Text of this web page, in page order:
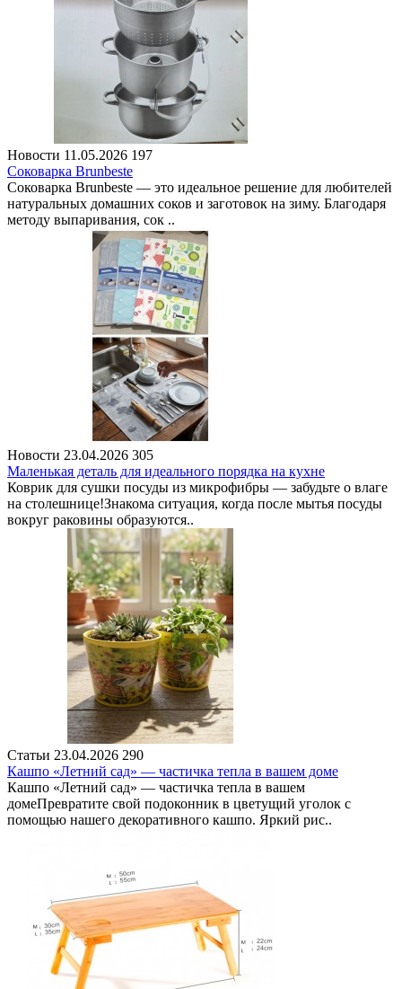
Новости 11.05.2026 197
Соковарка Brunbeste
Соковарка Brunbeste — это идеальное решение для любителей
натуральных домашних соков и заготовок на зиму. Благодаря
методу выпаривания, сок ..
Новости 23.04.2026 305
Маленькая деталь для идеального порядка на кухне
Коврик для сушки посуды из микрофибры — забудьте о влаге
на столешнице!Знакома ситуация, когда после мытья посуды
вокруг раковины образуются..
Статьи 23.04.2026 290
Кашпо «Летний сад» — частичка тепла в вашем доме
Кашпо «Летний сад» — частичка тепла в вашем
домеПревратите свой подоконник в цветущий уголок с
помощью нашего декоративного кашпо. Яркий рис..